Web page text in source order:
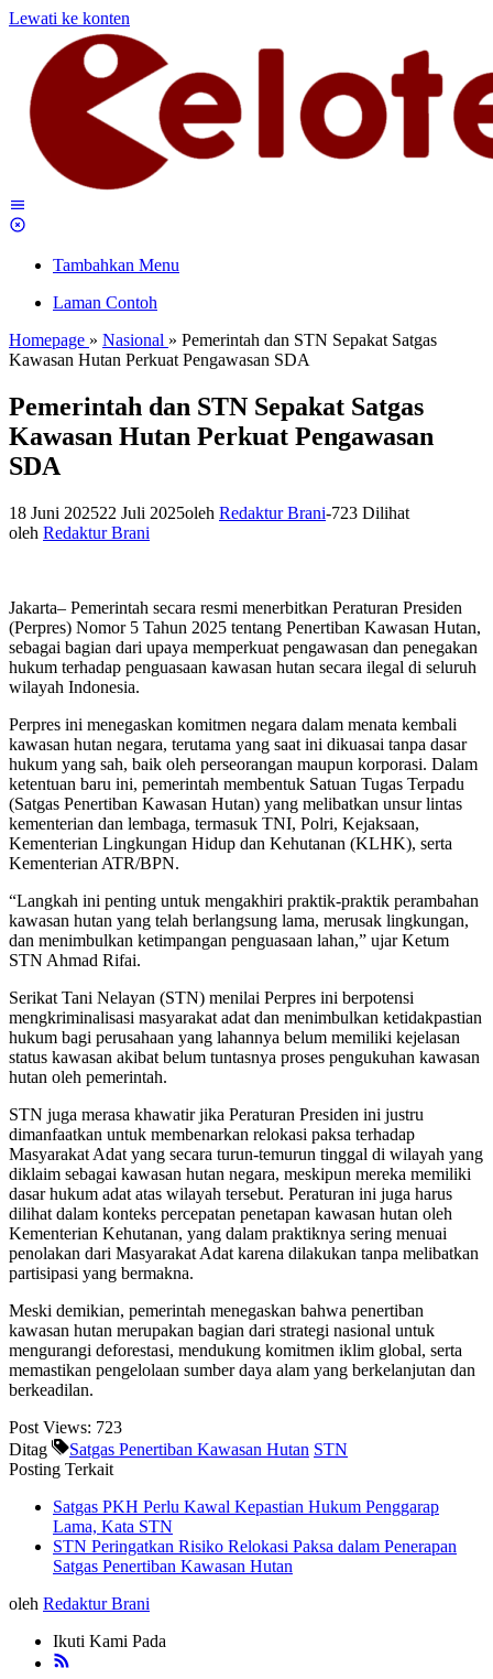
Lewati ke konten
Tambahkan Menu
Laman Contoh
Homepage » Nasional » Pemerintah dan STN Sepakat Satgas
Kawasan Hutan Perkuat Pengawasan SDA
Pemerintah dan STN Sepakat Satgas
Kawasan Hutan Perkuat Pengawasan
SDA
18 Juni 202522 Juli 2025oleh Redaktur Brani-723 Dilihat
oleh Redaktur Brani
Jakarta– Pemerintah secara resmi menerbitkan Peraturan Presiden
(Perpres) Nomor 5 Tahun 2025 tentang Penertiban Kawasan Hutan,
sebagai bagian dari upaya memperkuat pengawasan dan penegakan
hukum terhadap penguasaan kawasan hutan secara ilegal di seluruh
wilayah Indonesia.
Perpres ini menegaskan komitmen negara dalam menata kembali
kawasan hutan negara, terutama yang saat ini dikuasai tanpa dasar
hukum yang sah, baik oleh perseorangan maupun korporasi. Dalam
ketentuan baru ini, pemerintah membentuk Satuan Tugas Terpadu
(Satgas Penertiban Kawasan Hutan) yang melibatkan unsur lintas
kementerian dan lembaga, termasuk TNI, Polri, Kejaksaan,
Kementerian Lingkungan Hidup dan Kehutanan (KLHK), serta
Kementerian ATR/BPN.
“Langkah ini penting untuk mengakhiri praktik-praktik perambahan
kawasan hutan yang telah berlangsung lama, merusak lingkungan,
dan menimbulkan ketimpangan penguasaan lahan,” ujar Ketum
STN Ahmad Rifai.
Serikat Tani Nelayan (STN) menilai Perpres ini berpotensi
mengkriminalisasi masyarakat adat dan menimbulkan ketidakpastian
hukum bagi perusahaan yang lahannya belum memiliki kejelasan
status kawasan akibat belum tuntasnya proses pengukuhan kawasan
hutan oleh pemerintah.
STN juga merasa khawatir jika Peraturan Presiden ini justru
dimanfaatkan untuk membenarkan relokasi paksa terhadap
Masyarakat Adat yang secara turun-temurun tinggal di wilayah yang
diklaim sebagai kawasan hutan negara, meskipun mereka memiliki
dasar hukum adat atas wilayah tersebut. Peraturan ini juga harus
dilihat dalam konteks percepatan penetapan kawasan hutan oleh
Kementerian Kehutanan, yang dalam praktiknya sering menuai
penolakan dari Masyarakat Adat karena dilakukan tanpa melibatkan
partisipasi yang bermakna.
Meski demikian, pemerintah menegaskan bahwa penertiban
kawasan hutan merupakan bagian dari strategi nasional untuk
mengurangi deforestasi, mendukung komitmen iklim global, serta
memastikan pengelolaan sumber daya alam yang berkelanjutan dan
berkeadilan.
Post Views: 723
Ditag
Satgas Penertiban Kawasan Hutan STN
Posting Terkait
Satgas PKH Perlu Kawal Kepastian Hukum Penggarap
Lama, Kata STN
STN Peringatkan Risiko Relokasi Paksa dalam Penerapan
Satgas Penertiban Kawasan Hutan
oleh Redaktur Brani
Ikuti Kami Pada